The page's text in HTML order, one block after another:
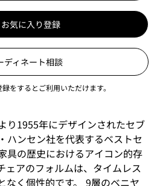
お気に入り登録
ディネート相談
をするとご利用いただけます。
り1955年にデザインされたセブ
ハンセン社を代表するベストセ
具の歴史におけるアイコン的存
ェアのフォルムは、タイムレス
なく個性的です。 9層のベニヤ